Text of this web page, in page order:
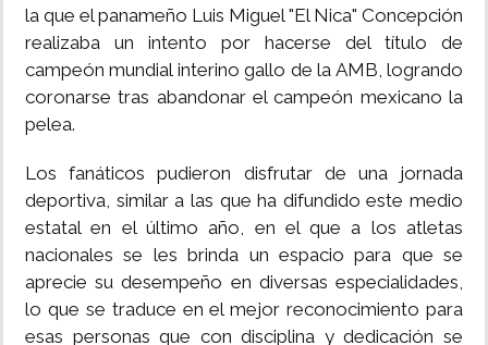
IMPRESO
la que el panameño Luis Miguel "El Nica" Concepción
realizaba un intento por hacerse del título de
campeón mundial interino gallo de la AMB, logrando
coronarse tras abandonar el campeón mexicano la
pelea.
Los fanáticos pudieron disfrutar de una jornada
deportiva, similar a las que ha difundido este medio
estatal en el último año, en el que a los atletas
nacionales se les brinda un espacio para que se
aprecie su desempeño en diversas especialidades,
lo que se traduce en el mejor reconocimiento para
esas personas que con disciplina y dedicación se